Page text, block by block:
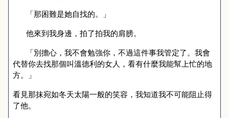
「那困難是她自找的。」
他來到我身邊，拍了拍我的肩膀。
「別擔心，我不會勉強你，不過這件事我管定了。我會
代替你去找那個叫溫德利的女人，看有什麼我能幫上忙的地
方。」
看見那抹宛如冬天太陽一般的笑容，我知道我不可能阻止得
了他。